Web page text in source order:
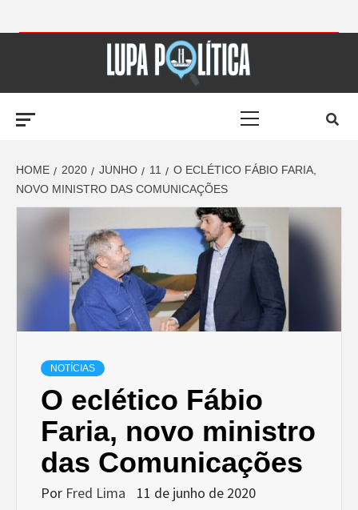
LUPA
POLÍTICA –
AMPLIANDO A
NOTÍCIA
HOME 2020 JUNHO 11
O ECLÉTICO FÁBIO FARIA,
NOVO MINISTRO DAS COMUNICAÇÕES
NOTÍCIAS
O eclético Fábio
Faria, novo ministro
das Comunicações
Por Fred Lima 11 de junho de 2020